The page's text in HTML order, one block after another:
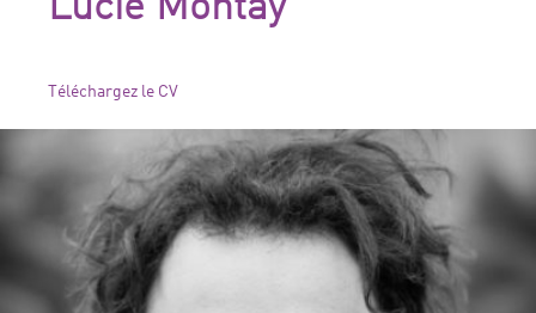
Lucie Montay
Téléchargez le CV